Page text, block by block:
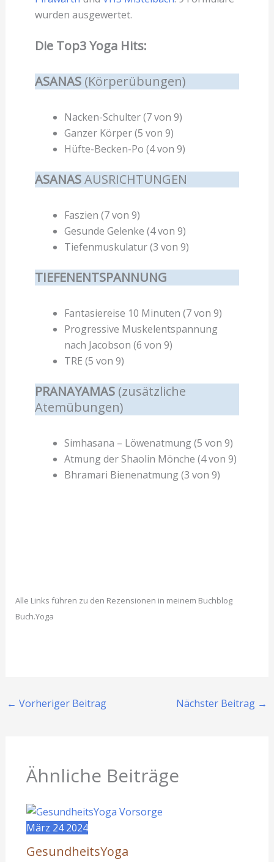
wurden ausgewertet.
Die Top3 Yoga Hits:
ASANAS (Körperübungen)
Nacken-Schulter (7 von 9)
Ganzer Körper (5 von 9)
Hüfte-Becken-Po (4 von 9)
ASANASAUSRICHTUNGEN
Faszien (7 von 9)
Gesunde Gelenke (4 von 9)
Tiefenmuskulatur (3 von 9)
TIEFENENTSPANNUNG
Fantasiereise 10 Minuten (7 von 9)
Progressive Muskelentspannung
nach Jacobson (6 von 9)
TRE (5 von 9)
PRANAYAMAS(zusätzliche
Atemübungen)
Simhasana – Löwenatmung (5 von 9)
Atmung der Shaolin Mönche (4 von 9)
Bhramari Bienenatmung (3 von 9)
Alle Links führen zu den Rezensionen in meinem Buchblog
Buch.Yoga
← Vorheriger Beitrag Nächster Beitrag →
Ähnliche Beiträge
März 24 2024
GesundheitsYoga